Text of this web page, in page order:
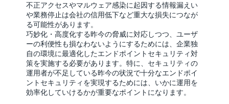
不正アクセスやマルウェア感染に起因する情報漏えい
や業務停止は会社の信用低下など重大な損失につなが
る可能性があります。
巧妙化・高度化する昨今の脅威に対応しつつ、ユーザ
ーの利便性も損なわないようにするためには、企業独
自の環境に最適化したエンドポイントセキュリティ対
策を実施する必要があります。特に、セキュリティの
運用者が不足している昨今の状況で十分なエンドポイ
ントセキュリティを実現するためには、いかに運用を
効率化していけるかが重要なポイントになります。